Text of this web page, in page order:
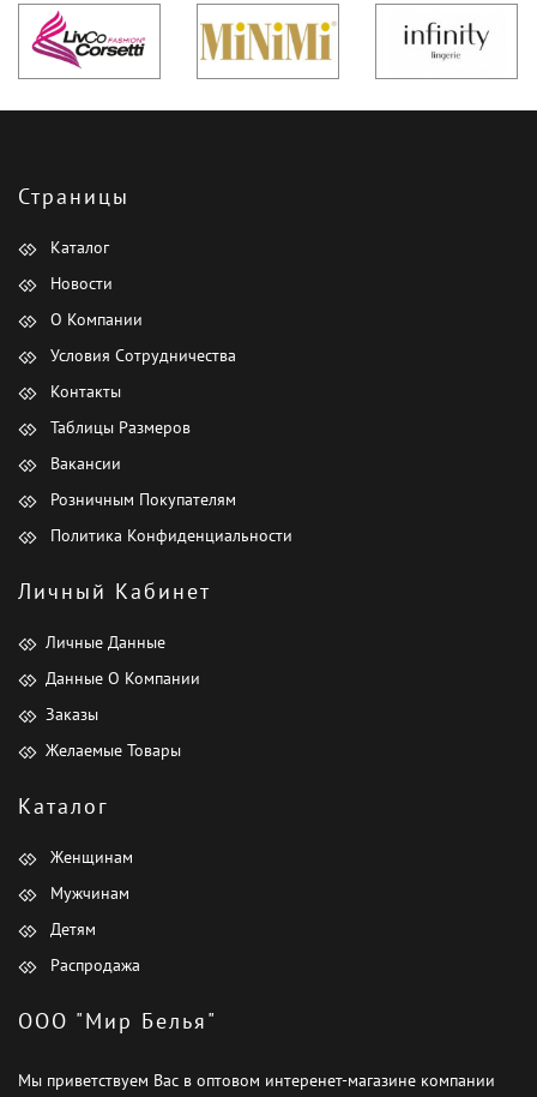
Страницы
Каталог
Новости
О Компании
Условия Сотрудничества
Контакты
Таблицы Размеров
Вакансии
Розничным Покупателям
Политика Конфиденциальности
Личный Кабинет
Личные Данные
Данные О Компании
Заказы
Желаемые Товары
Каталог
Женщинам
Мужчинам
Детям
Распродажа
ООО "Мир Белья"
Мы приветствуем Вас в оптовом интеренет-магазине компании